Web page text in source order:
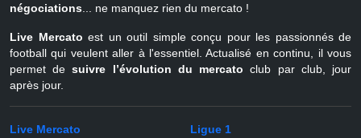
négociations ... ne manquez rien du mercato !
Live Mercato est un outil simple conçu pour les passionnés de
football qui veulent aller à l'essentiel. Actualisé en continu, il vous
permet desuivre l’évolution du mercato club par club, jour
après jour.
Live Mercato
Ligue 1